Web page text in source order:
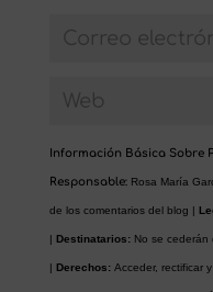
Información Básica Sobre
Responsable: Rosa María
de los comentarios del blog |
| Destinatarios: No se cederán
| Derechos: Acceder, rectificar